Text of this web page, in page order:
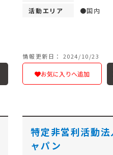
活動エリア ●国内
情報更新日： 2024/10/23
お気に入りへ追加
特定非営利活動
ャパン